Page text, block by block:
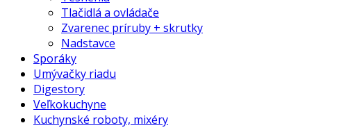
Tlačidlá a ovládače
Zvarenec príruby + skrutky
Nadstavce
Sporáky
Umývačky riadu
Digestory
Veľkokuchyne
Kuchynské roboty, mixéry